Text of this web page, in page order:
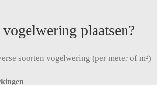
plaatsen?
soorten vogelwering (per meter of m²)